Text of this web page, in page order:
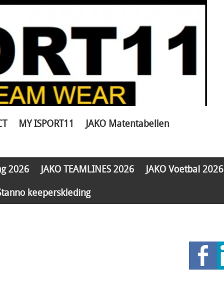
MY ISPORT11
JAKO Matentabellen
2026 JAKO TEAMLINES 2026 JAKO Voetbal 2026
keeperskleding